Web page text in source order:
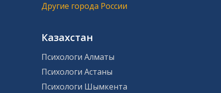
Другие города России
Казахстан
Психологи Алматы
Психологи Астаны
Психологи Шымкента